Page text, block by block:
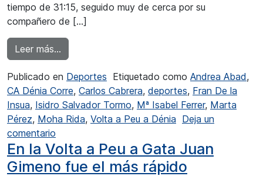
tiempo de 31:15, seguido muy de cerca por su
compañero de […]
Leer más…
Publicado en Deportes Etiquetado como Andrea Abad,
CA Dénia Corre, Carlos Cabrera, deportes, Fran De la
Insua, Isidro Salvador Tormo, Mª Isabel Ferrer, Marta
Pérez, Moha Rida, Volta a Peu a Dénia Deja un
comentario
En la Volta a Peu a Gata Juan
Gimeno fue el más rápido